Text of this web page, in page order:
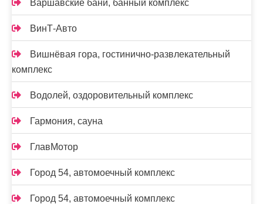
Варшавские бани, банный комплекс
ВинТ-Авто
Вишнёвая гора, гостинично-развлекательный
комплекс
Водолей, оздоровительный комплекс
Гармония, сауна
ГлавМотор
Город 54, автомоечный комплекс
Город 54, автомоечный комплекс